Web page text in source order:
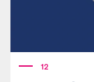
12